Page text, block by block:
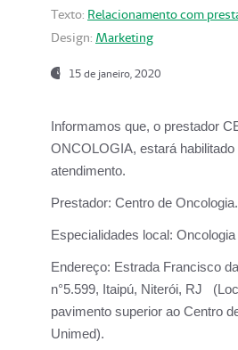
Texto: Relacionamento com
Design: Marketing
15 de janeiro, 2020
Informamos que, o prestador
ONCOLOGIA, estará habilitado
atendimento.
Prestador: Centro de Oncologia.
Especialidades local:
Endereço: Estrada Francisco
n°5.599, Itaipú, Niterói, RJ
pavimento superior ao Centro
Unimed).